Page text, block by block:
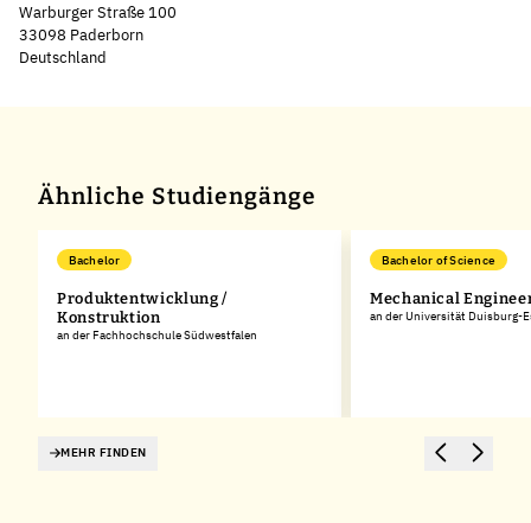
Warburger Straße 100
33098 Paderborn
Deutschland
Ähnliche Studiengänge
Bachelor
Produktentwicklung /
Konstruktion
an der Fachhochschule Südwestfalen
Bachelor of Science
Mechanical
an der Universität Duisburg-
MEHR FINDEN